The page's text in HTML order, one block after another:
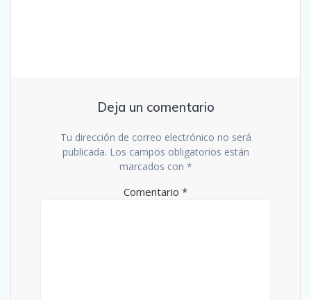
Deja un comentario
Tu dirección de correo electrónico no será
publicada. Los campos obligatorios están
marcados con *
Comentario *